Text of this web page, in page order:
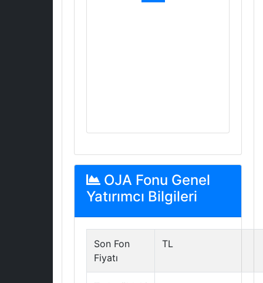
OJA Fonu Genel
Yatırımcı Bilgileri
Son Fon
Fiyatı
TL